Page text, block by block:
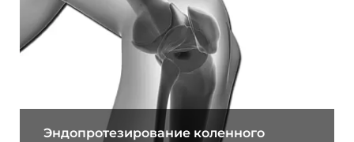
Эндопротезирование коленного